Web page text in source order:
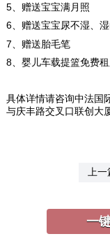
5、赠送宝宝满月照
6、赠送宝宝尿不湿、湿
7、赠送胎毛笔
8、婴儿车载提篮免费租
具体详情请咨询中法国
与庆丰路交叉口联创大
上
一